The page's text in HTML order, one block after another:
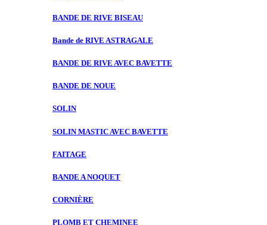
BANDE DE RIVE BISEAU
Bande de RIVE ASTRAGALE
BANDE DE RIVE AVEC BAVETTE
BANDE DE NOUE
SOLIN
SOLIN MASTIC AVEC BAVETTE
FAITAGE
BANDE ANOQUET
CORNIÈRE
PLOMB ET CHEMINEE